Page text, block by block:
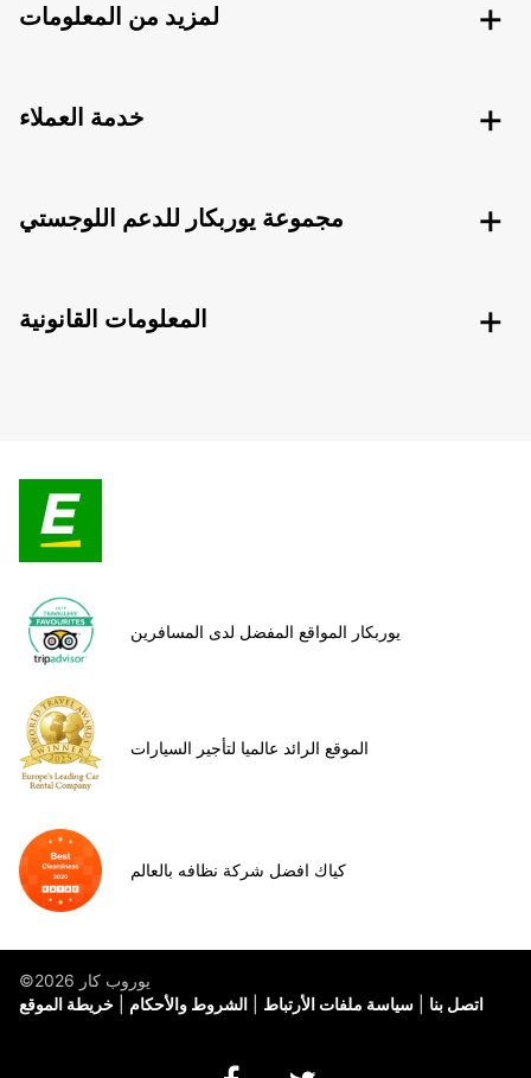
لمزيد من المعلومات
خدمة العملاء
مجموعة يوربكار للدعم اللوجستي
المعلومات القانونية
يوربكار المواقع المفضل لدى المسافرين
الموقع الرائد عالميا لتأجير السيارات
كياك افضل شركة نظافه بالعالم
©يوروب كار 2026
خريطة الموقع
الشروط والأحكام سياسة ملفات الأرتباط اتصل بنا